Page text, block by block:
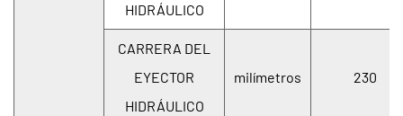
HIDRÁULICO
CARRERA DEL
EYECTOR
HIDRÁULICO
milímetros 230